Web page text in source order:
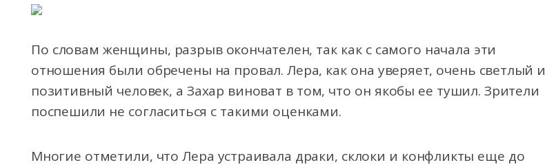
По словам женщины, разрыв окончателен, так как с самого начала эти
отношения были обречены на провал. Лера, как она уверяет, очень светлый и
позитивный человек, а Захар виноват в том, что он якобы ее тушил. Зрители
поспешили не согласиться с такими оценками.
Многие отметили, что Лера устраивала драки, склоки и конфликты еще до